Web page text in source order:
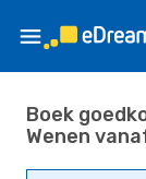
Boek
Wenen